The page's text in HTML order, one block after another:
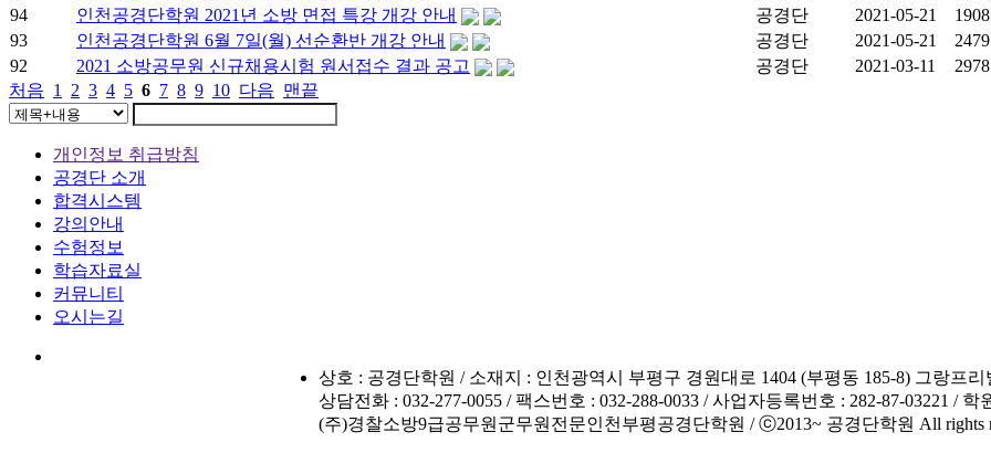
94
인천공경단학원 2021년 소방 면접 특강 개강 안내 공경단 2021-05-21
1908
93
인천공경단학원 6월 7일(월) 선순환반 개강 안내 공경단 2021-05-21
2479
92
2021 소방공무원 신규채용시험 원서접수 결과 공고 공경단 2021-03-11
2978
처음 1 2 3 4 5 6 7 8 9 10 다음 맨끝
개인정보 취급방침
공경단 소개
합격시스템
강의안내
수험정보
학습자료실
커뮤니티
오시는길
상호 : 공경단학원 / 소재지 : 인천광역시 부평구 경원대로 1404 (부평동 185-8) 그랑프리
상담전화 : 032-277-0055 / 팩스번호 : 032-288-0033 / 사업자등록번호 : 282-87-03221 / 학
(주)경찰소방9급공무원군무원전문인천부평공경단학원 / ⓒ2013~ 공경단학원 All rights